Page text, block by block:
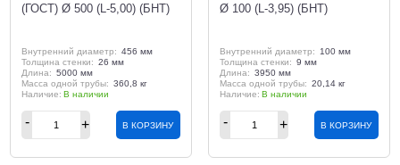
(ГОСТ) Ø 500 (L-5,00) (БНТ)
Внутренний диаметр: 456 мм
Толщина стенки: 26 мм
Длина: 5000 мм
Масса одной трубы: 360,8 кг
В наличии
В КОРЗИНУ
Ø 100 (L-3,95) (БНТ)
Внутренний диаметр:
100 мм
Толщина стенки: 9 мм
Длина: 3950 мм
Масса одной трубы: 20,14 кг
В наличии
В КОРЗИНУ